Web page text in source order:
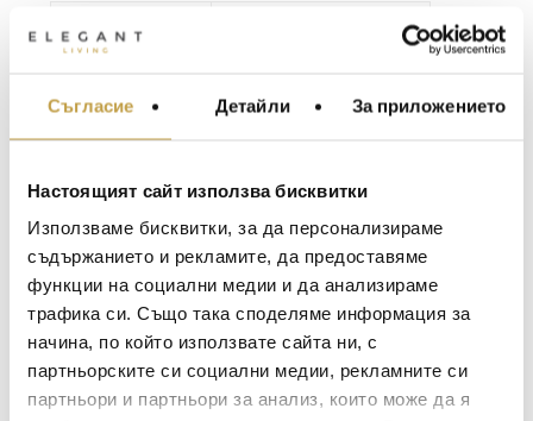
Съгласие Детайли За приложението
Настоящият сайт използва бисквитки
Използваме бисквитки, за да персонализираме
съдържанието и рекламите, да предоставяме
функции на социални медии и да анализираме
трафика си. Също така споделяме информация за
начина, по който използвате сайта ни, с
партньорските си социални медии, рекламните си
партньори и партньори за анализ, които може да я
Материал /
Material
Размери /
Плоска / Flat: 35.56 x
W 33.02 x D 30.48 x H
Съчетавайки безпроблемно сглобяване с
възможността да се изложи всяка
колекция от Icons до Ultimates, стойката
за книги Assouline е толкова елегантна,
колкото и заглавията, които представя.
Проектирана от Alex Assouline, луксозната
МЕБЕЛИ ЗА ДОМА И
ЗА МАСАТА
ТЕКСТИЛ ЗА ДОМА
АРОМАТИ ЗА ДОМА
ИЗКУСТВО И КНИГИ
BACCARAT
TOM DIXON
MICHAEL ARAM
ASSOULINE
SELETTI